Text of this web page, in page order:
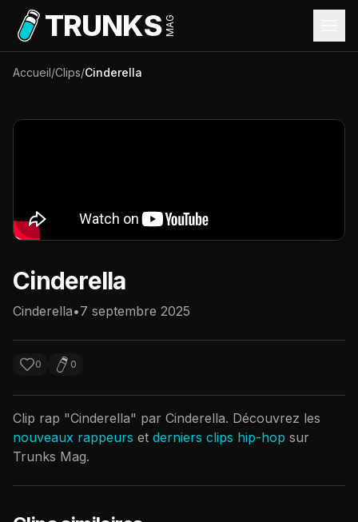
Aller au contenu principal
TRUNKSMAG
Accueil/Clips/Cinderella
Cinderella
Cinderella•7 septembre 2025
0 0
Clip rap "Cinderella" par Cinderella. Découvrez les
nouveaux rappeurs et derniers clips hip-hop sur
Trunks Mag.